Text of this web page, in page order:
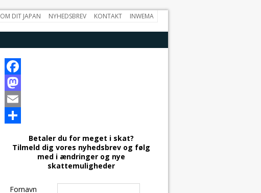
OM DIT JAPAN NYHEDSBREV KONTAKT INWEMA
F
aM
aE
Betaler du for meget i skat?
Tilmeld dig vores nyhedsbrev og følg
med i ændringer og nye
skattemuligheder
Fornavn